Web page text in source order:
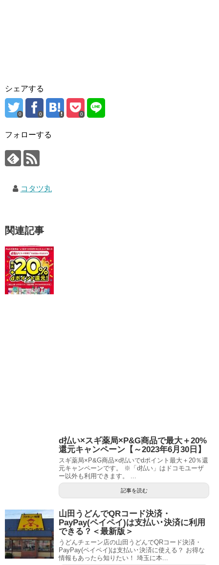
シェアする
0 0 0
フォローする
コタツ丸
関連記事
d払い×スギ薬局×P&G商品で最大＋20%
還元キャンペーン【～2023年6月30日】
スギ薬局×P&G商品×d払いでdポイント最大＋20％還
元キャンペーンです。 ※「d払い」はドコモユーザ
ー以外も利用できます。 ...
記事を読む
山田うどんでQRコード決済・
PayPay(ペイペイ)は支払い･決済に利用
できる？＜最新版＞
うどんチェーン店の山田うどんでQRコード決済・
PayPay(ペイペイ)は支払い･決済に使える？ お得な
情報もあったら知りたい！ 埼玉に本...